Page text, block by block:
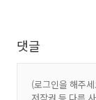
댓글